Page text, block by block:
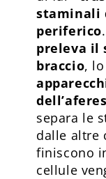
staminali
periferico
preleva il
braccio,
separa le
dalle altre
finiscono
cellule